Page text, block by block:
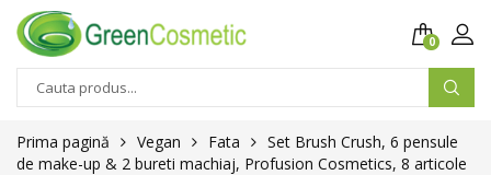
0
Prima pagină Vegan Fata
Set Brush Crush, 6 pensule
de make-up & 2 bureti machiaj, Profusion Cosmetics, 8 articole